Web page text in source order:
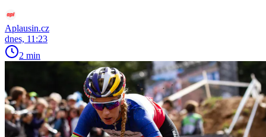
Aplausin.cz
dnes, 11:23
2 min